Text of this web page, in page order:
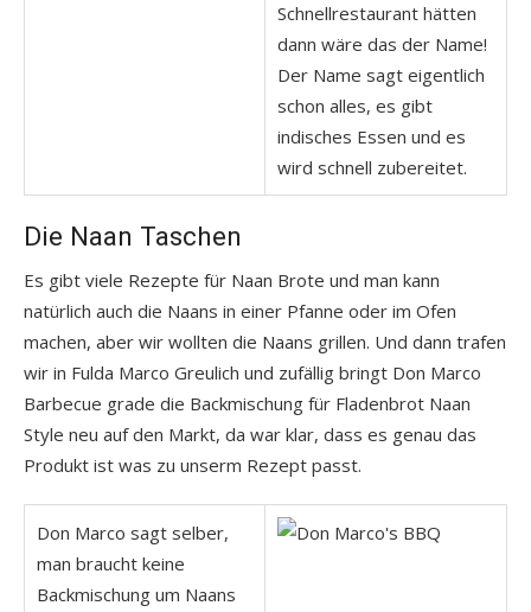
Schnellrestaurant hätten
dann wäre das der Name!
Der Name sagt eigentlich
schon alles, es gibt
indisches Essen und es
wird schnell zubereitet.
Die Naan Taschen
Es gibt viele Rezepte für Naan Brote und man kann
natürlich auch die Naans in einer Pfanne oder im Ofen
machen, aber wir wollten die Naans grillen. Und dann trafen
wir in Fulda Marco Greulich und zufällig bringt Don Marco
Barbecue grade die Backmischung für Fladenbrot Naan
Style neu auf den Markt, da war klar, dass es genau das
Produkt ist was zu unserm Rezept passt.
Don Marco sagt selber,
man braucht keine
Backmischung um Naans